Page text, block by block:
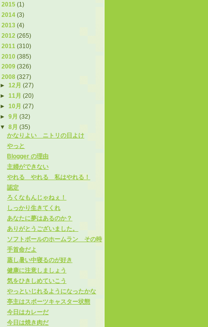
2015 (1)
2014 (3)
2013 (4)
2012 (265)
2011 (310)
2010 (385)
2009 (326)
2008 (327)
►12月(27)
►11月(20)
►10月(27)
►9月(32)
▼8月(35)
かなりよい ニトリの日よけ
やっと
Blogger の理由
主婦ができない
やれる やれる 私はやれる！
認定
ろくなもんじゃねぇ！
しっかり生きてくれ
あなたに夢はあるのか？
ありがとうございました。
ソフトボールのホームラン その時
手首命だよ
蒸し暑い中寝るのが好き
健康に注意しましょう
気をひきしめていこう
やっといじれるようになったかな
亭主はスポーツキャスター状態
今日はカレーだ
今日は焼き肉だ